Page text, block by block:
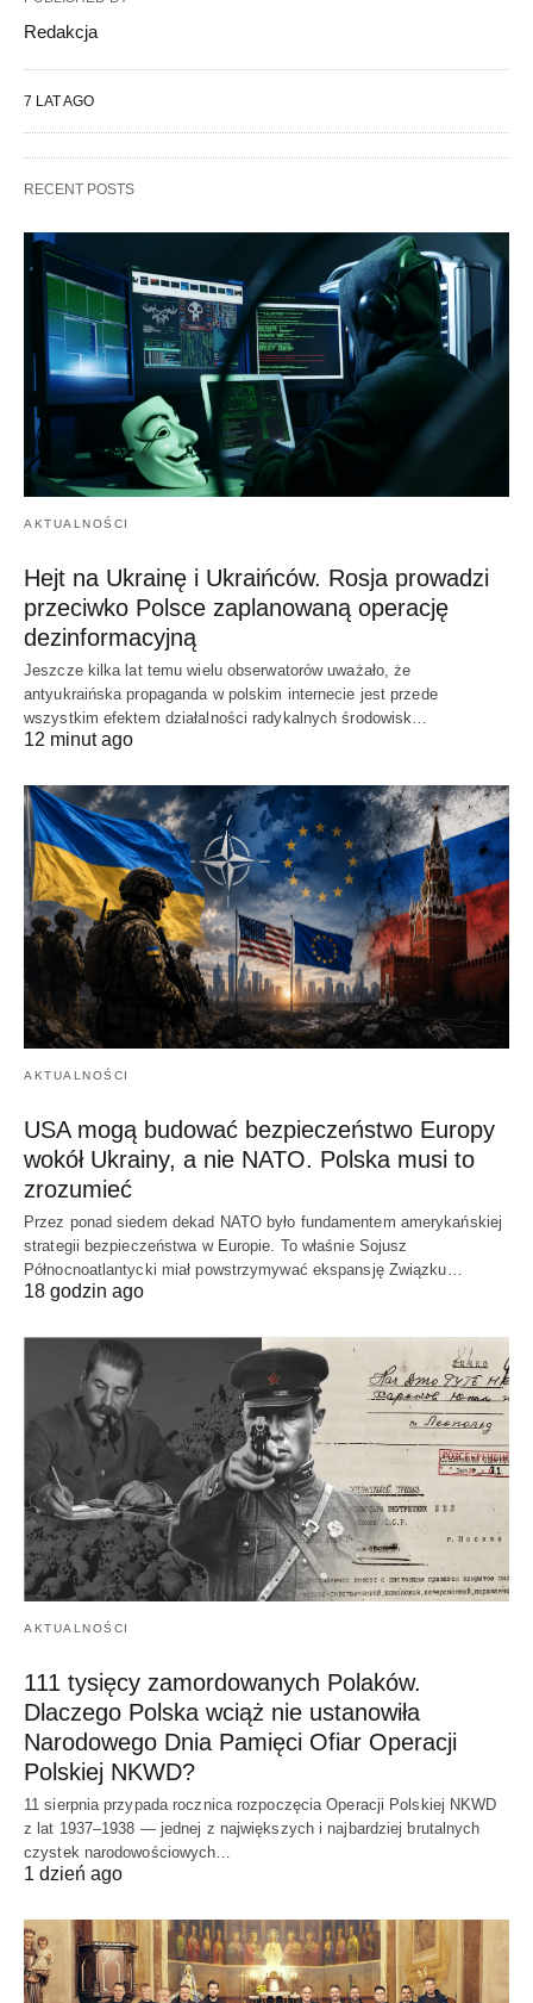
Redakcja
7 LAT AGO
RECENT POSTS
AKTUALNOŚCI
Hejt na Ukrainę i Ukraińców. Rosja prowadzi
przeciwko Polsce zaplanowaną operację
dezinformacyjną
Jeszcze kilka lat temu wielu obserwatorów uważało, że
antyukraińska propaganda w polskim internecie jest przede
wszystkim efektem działalności radykalnych środowisk…
12 minut ago
AKTUALNOŚCI
USA mogą budować bezpieczeństwo Europy
wokół Ukrainy, a nie NATO. Polska musi to
zrozumieć
Przez ponad siedem dekad NATO było fundamentem amerykańskiej
strategii bezpieczeństwa w Europie. To właśnie Sojusz
Północnoatlantycki miał powstrzymywać ekspansję Związku…
18 godzin ago
AKTUALNOŚCI
111 tysięcy zamordowanych Polaków.
Dlaczego Polska wciąż nie ustanowiła
Narodowego Dnia Pamięci Ofiar Operacji
Polskiej NKWD?
11 sierpnia przypada rocznica rozpoczęcia Operacji Polskiej NKWD
z lat 1937–1938 — jednej z największych i najbardziej brutalnych
czystek narodowościowych…
1 dzień ago